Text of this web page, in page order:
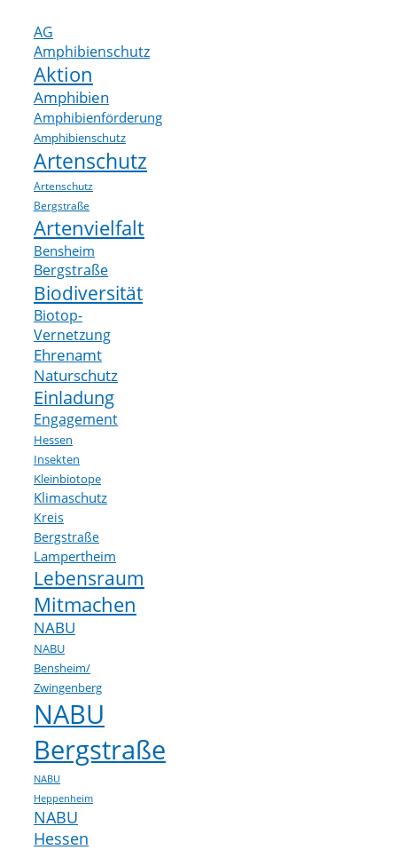
AG
Amphibienschutz
Aktion
Amphibien
Amphibienförderung
Amphibienschutz
Artenschutz
Artenschutz
Bergstraße
Artenvielfalt
Bensheim
Bergstraße
Biodiversität
Biotop-
Vernetzung
Ehrenamt
Naturschutz
Einladung
Engagement
Hessen
Insekten
Kleinbiotope
Klimaschutz
Kreis
Bergstraße
Lampertheim
Lebensraum
Mitmachen
NABU
NABU
Bensheim/
Zwingenberg
NABU
Bergstraße
NABU
Heppenheim
NABU
Hessen